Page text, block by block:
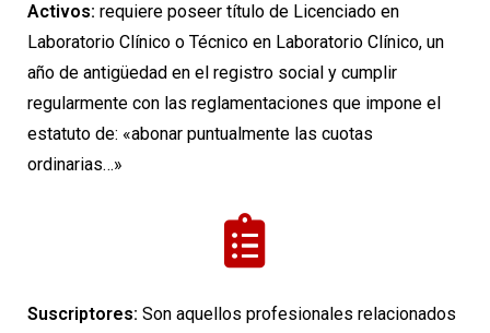
Activos: requiere poseer título de Licenciado en
Laboratorio Clínico o Técnico en Laboratorio Clínico, un
año de antigüedad en el registro social y cumplir
regularmente con las reglamentaciones que impone el
estatuto de: «abonar puntualmente las cuotas
ordinarias…»
Suscriptores: Son aquellos profesionales relacionados